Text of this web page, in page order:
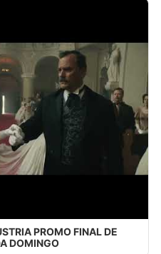
PROMO FINAL DE
DOMINGO